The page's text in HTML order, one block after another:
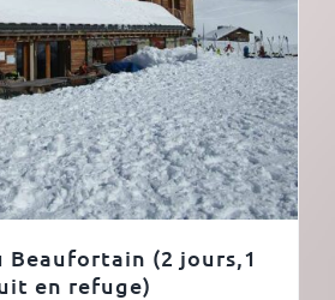
Beaufortain (2 jours,1
en refuge)